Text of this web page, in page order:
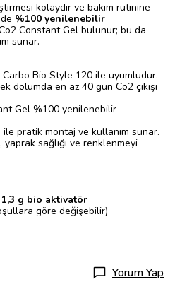
kolaydır ve bakım rutinine
%100 yenilenebilir
Constant Gel bulunur; bu da
sunar.
Carbo Bio Style 120 ile uyumludur.
dolumda en az 40 gün Co2 çıkışı
Gel %100 yenilenebilir
pratik montaj ve kullanım sunar.
yaprak sağlığı ve renklenmeyi
g bio aktivatör
göre değişebilir)
Yorum Yap